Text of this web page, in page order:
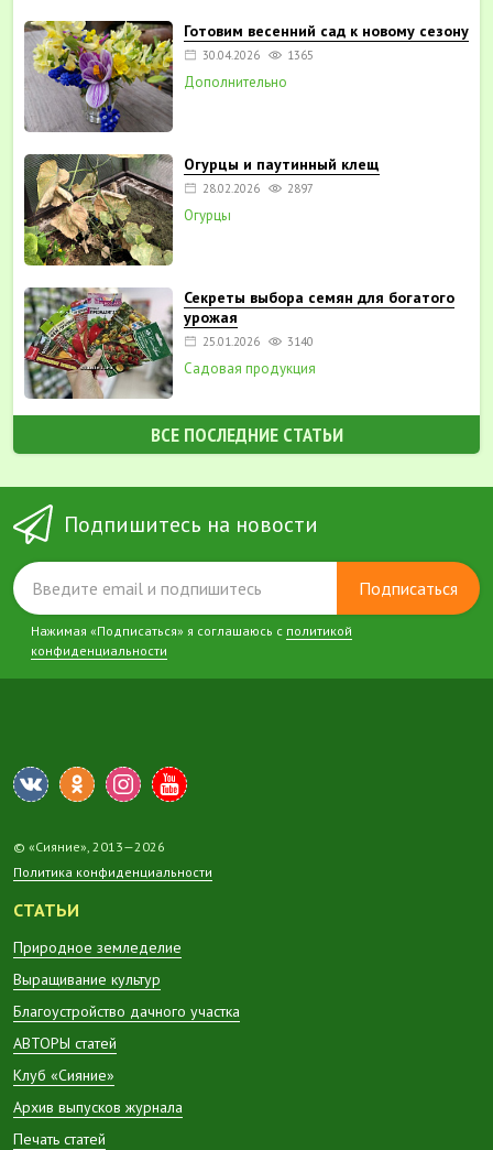
Готовим весенний сад к новому сезону
30.04.2026 1365
Дополнительно
Огурцы и паутинный клещ
28.02.2026 2897
Огурцы
Секреты выбора семян для богатого
урожая
25.01.2026 3140
Садовая продукция
ВСЕ ПОСЛЕДНИЕ СТАТЬИ
Подпишитесь на новости
Подписаться
Нажимая «Подписаться» я соглашаюсь с политикой
конфиденциальности
© «Сияние», 2013—2026
Политика конфиденциальности
СТАТЬИ
Природное земледелие
Выращивание культур
Благоустройство дачного участка
АВТОРЫ статей
Клуб «Сияние»
Архив выпусков журнала
Печать статей